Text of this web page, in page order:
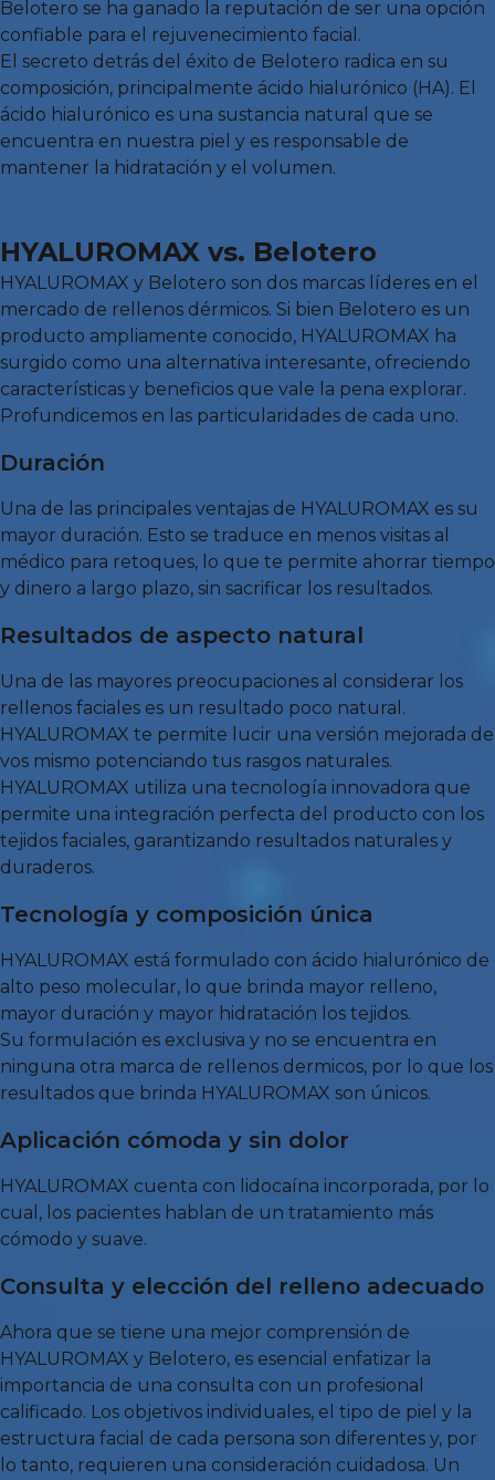
Belotero se ha ganado la reputación de ser una opción
confiable para el rejuvenecimiento facial.
El secreto detrás del éxito de Belotero radica en su
composición, principalmente ácido hialurónico (HA). El
ácido hialurónico es una sustancia natural que se
encuentra en nuestra piel y es responsable de
mantener la hidratación y el volumen.
HYALUROMAX vs. Belotero
HYALUROMAX y Belotero son dos marcas líderes en el
mercado de rellenos dérmicos. Si bien Belotero es un
producto ampliamente conocido, HYALUROMAX ha
surgido como una alternativa interesante, ofreciendo
características y beneficios que vale la pena explorar.
Profundicemos en las particularidades de cada uno.
Duración
Una de las principales ventajas de HYALUROMAX es su
mayor duración. Esto se traduce en menos visitas al
médico para retoques, lo que te permite ahorrar tiempo
y dinero a largo plazo, sin sacrificar los resultados.
Resultados de aspecto natural
Una de las mayores preocupaciones al considerar los
rellenos faciales es un resultado poco natural.
HYALUROMAX te permite lucir una versión mejorada de
vos mismo potenciando tus rasgos naturales.
HYALUROMAX utiliza una tecnología innovadora que
permite una integración perfecta del producto con los
tejidos faciales, garantizando resultados naturales y
duraderos.
Tecnología y composición única
HYALUROMAX está formulado con ácido hialurónico de
alto peso molecular, lo que brinda mayor relleno,
mayor duración y mayor hidratación los tejidos.
Su formulación es exclusiva y no se encuentra en
ninguna otra marca de rellenos dermicos, por lo que los
resultados que brinda HYALUROMAX son únicos.
Aplicación cómoda y sin dolor
HYALUROMAX cuenta con lidocaína incorporada, por lo
cual, los pacientes hablan de un tratamiento más
cómodo y suave.
Consulta y elección del relleno adecuado
Ahora que se tiene una mejor comprensión de
HYALUROMAX y Belotero, es esencial enfatizar la
importancia de una consulta con un profesional
calificado. Los objetivos individuales, el tipo de piel y la
estructura facial de cada persona son diferentes y, por
lo tanto, requieren una consideración cuidadosa. Un